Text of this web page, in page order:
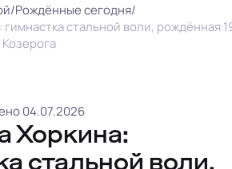
/Рождённые сегодня/
стальной воли, рождённая
04.07.2026
Хоркина:
стальной воли,